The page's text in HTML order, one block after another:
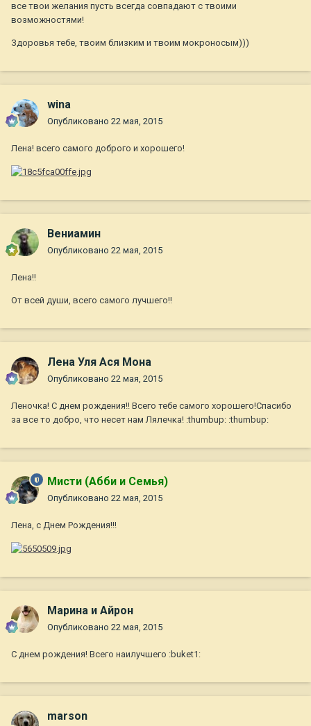
все твои желания пусть всегда совпадают с твоими
возможностями!
Здоровья тебе, твоим близким и твоим мокроносым)))
wina
Опубликовано 22 мая, 2015
Лена! всего самого доброго и хорошего!
Вениамин
Опубликовано 22 мая, 2015
Лена!!
От всей души, всего самого лучшего!!
Лена Уля Ася Мона
Опубликовано 22 мая, 2015
Леночка! С днем рождения!! Всего тебе самого хорошего!Спасибо
за все то добро, что несет нам Лялечка! :thumbup: :thumbup:
Мисти (Абби и Семья)
Опубликовано 22 мая, 2015
Лена, с Днем Рождения!!!
Марина и Айрон
Опубликовано 22 мая, 2015
С днем рождения! Всего наилучшего :buket1:
marson